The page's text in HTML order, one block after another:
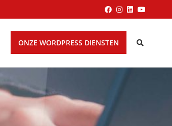
ONZE WORDPRESS DIENSTEN